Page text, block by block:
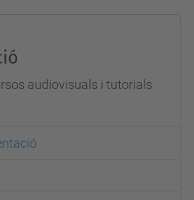
audiovisuals i tutorials